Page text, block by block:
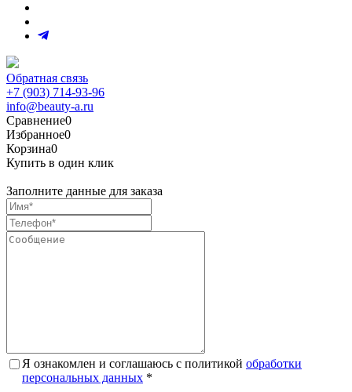
Обратная связь
+7 (903) 714-93-96
info@beauty-a.ru
Сравнение0
Избранное0
Корзина0
Купить в один клик
Заполните данные для заказа
Я ознакомлен и соглашаюсь с политикой обработки
персональных данных *